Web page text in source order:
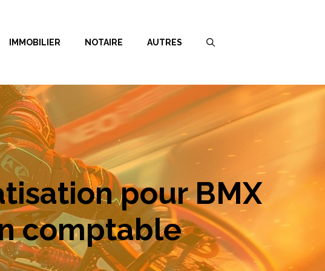
IMMOBILIER NOTAIRE AUTRES
pour BMX
comptable